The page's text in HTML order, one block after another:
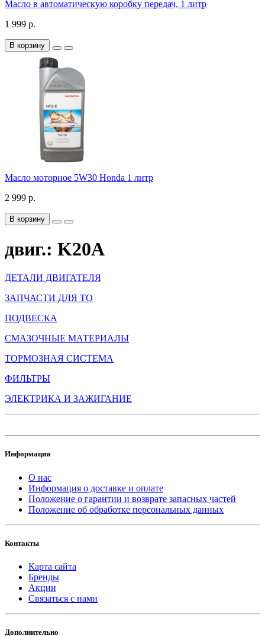
Масло в автоматическую коробку передач, 1 литр
1 999 р.
В корзину
Масло моторное 5W30 Honda 1 литр
2 999 р.
В корзину
двиг.: K20A
ДЕТАЛИ ДВИГАТЕЛЯ
ЗАПЧАСТИ ДЛЯ ТО
ПОДВЕСКА
СМАЗОЧНЫЕ МАТЕРИАЛЫ
ТОРМОЗНАЯ СИСТЕМА
ФИЛЬТРЫ
ЭЛЕКТРИКА И ЗАЖИГАНИЕ
Информация
О нас
Информация о доставке и оплате
Положение о гарантии и возврате запасных частей
Положение об обработке персональных данных
Контакты
Карта сайта
Бренды
Акции
Связаться с нами
Дополнительно